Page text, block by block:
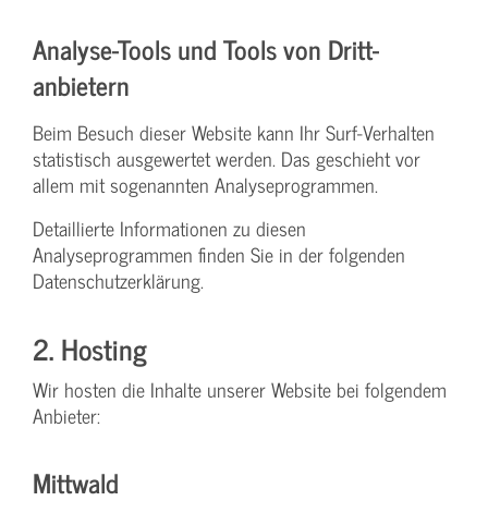
Analyse-Tools und Tools von Dritt­
anbietern
Beim Besuch dieser Website kann Ihr Surf-Verhalten
statistisch ausgewertet werden. Das geschieht vor
allem mit sogenannten Analyseprogrammen.
Detaillierte Informationen zu diesen
Analyseprogrammen finden Sie in der folgenden
Datenschutzerklärung.
2. Hosting
Wir hosten die Inhalte unserer Website bei folgendem
Anbieter:
Mittwald